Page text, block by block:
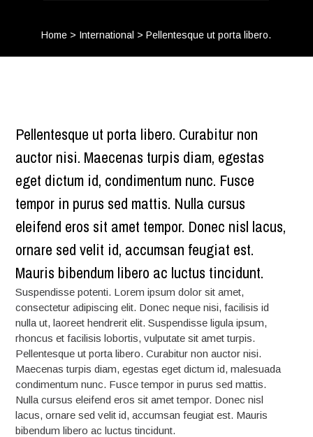
Home > International >Pellentesque ut porta libero.
Pellentesque ut porta libero. Curabitur non
auctor nisi. Maecenas turpis diam, egestas
eget dictum id, condimentum nunc. Fusce
tempor in purus sed mattis. Nulla cursus
eleifend eros sit amet tempor. Donec nisl lacus,
ornare sed velit id, accumsan feugiat est.
Mauris bibendum libero ac luctus tincidunt.
Suspendisse potenti. Lorem ipsum dolor sit amet,
consectetur adipiscing elit. Donec neque nisi, facilisis id
nulla ut, laoreet hendrerit elit. Suspendisse ligula ipsum,
rhoncus et facilisis lobortis, vulputate sit amet turpis.
Pellentesque ut porta libero. Curabitur non auctor nisi.
Maecenas turpis diam, egestas eget dictum id, malesuada
condimentum nunc. Fusce tempor in purus sed mattis.
Nulla cursus eleifend eros sit amet tempor. Donec nisl
lacus, ornare sed velit id, accumsan feugiat est. Mauris
bibendum libero ac luctus tincidunt.